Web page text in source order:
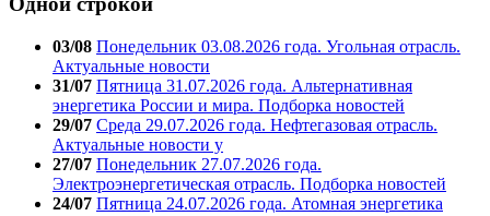
03/08 Понедельник 03.08.2026 года. Угольная отрасль.
Актуальные новости
31/07 Пятница 31.07.2026 года. Альтернативная
энергетика России и мира. Подборка новостей
29/07 Среда 29.07.2026 года. Нефтегазовая отрасль.
Актуальные новости у
27/07 Понедельник 27.07.2026 года.
Электроэнергетическая отрасль. Подборка новостей
24/07 Пятница 24.07.2026 года. Атомная энергетика